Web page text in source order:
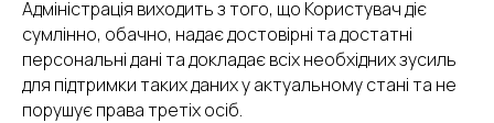
Адміністрація виходить з того, що Користувач діє
сумлінно, обачно, надає достовірні та достатні
персональні дані та докладає всіх необхідних зусиль
для підтримки таких даних у актуальному стані та не
порушує права третіх осіб.